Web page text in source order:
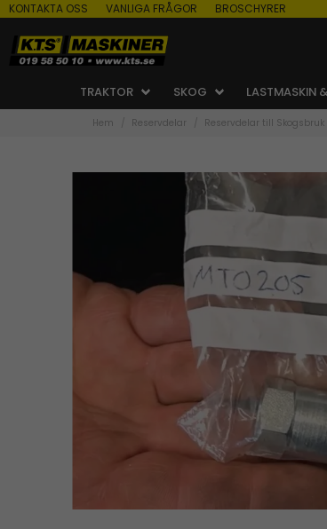
KONTAKTA OSS VANLIGA FRÅGOR BROSCHYRER
TRAKTOR SKOG LASTMASKIN
Hem Reservdelar Reservdelar till Skogsbruk